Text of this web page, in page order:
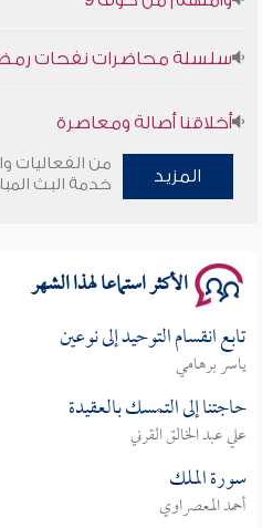
سلسلة محاضرات نفحات رمضانية
أخلاقنا أصالة ومعاصرة
وأمنهم من خوف 9
المزيد
من الفعاليات
خدمة البث
الأكثر استماعا لهذا الشهر
تابع انقسام التوحيد إلى نوعين
ياسر برهامي
حاجتنا إلى التمسك بالعقيدة
علي عبد الخالق القرني
سورة الملك
أحمد المعصراوي